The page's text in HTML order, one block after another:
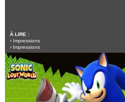
À LIRE :
› Impressions
› Impressions